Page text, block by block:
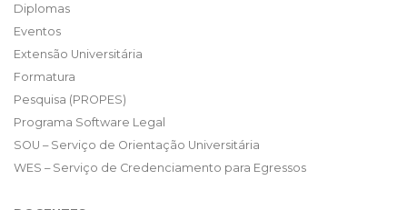
Diplomas
Eventos
Extensão Universitária
Formatura
Pesquisa (PROPES)
Programa Software Legal
SOU – Serviço de Orientação Universitária
WES – Serviço de Credenciamento para Egressos